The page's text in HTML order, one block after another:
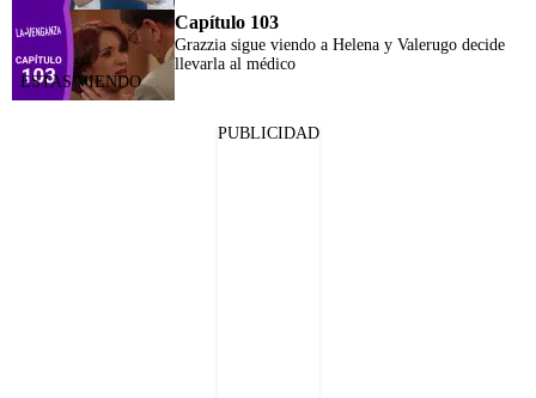
Capítulo 103
Grazzia sigue viendo a Helena y Valerugo decide
llevarla al médico
PUBLICIDAD